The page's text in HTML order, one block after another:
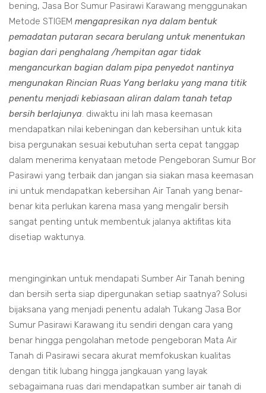
bening, Jasa Bor Sumur Pasirawi Karawang menggunakan
Metode STIGEM mengapresikan nya dalam bentuk
pemadatan putaran secara berulang untuk menentukan
bagian dari penghalang /hempitan agar tidak
mengancurkan bagian dalam pipa penyedot nantinya
mengunakan Rincian Ruas Yang berlaku yang mana titik
penentu menjadi kebiasaan aliran dalam tanah tetap
bersih berlajunya. diwaktu ini lah masa keemasan
mendapatkan nilai kebeningan dan kebersihan untuk kita
bisa pergunakan sesuai kebutuhan serta cepat tanggap
dalam menerima kenyataan metode Pengeboran Sumur Bor
Pasirawi yang terbaik dan jangan sia siakan masa keemasan
ini untuk mendapatkan kebersihan Air Tanah yang benar-
benar kita perlukan karena masa yang mengalir bersih
sangat penting untuk membentuk jalanya aktifitas kita
disetiap waktunya.
menginginkan untuk mendapati Sumber Air Tanah bening
dan bersih serta siap dipergunakan setiap saatnya? Solusi
bijaksana yang menjadi penentu adalah Tukang Jasa Bor
Sumur Pasirawi Karawang itu sendiri dengan cara yang
benar hingga pengolahan metode pengeboran Mata Air
Tanah di Pasirawi secara akurat memfokuskan kualitas
dengan titik lubang hingga jangkauan yang layak
sebagaimana ruas dari mendapatkan sumber air tanah di